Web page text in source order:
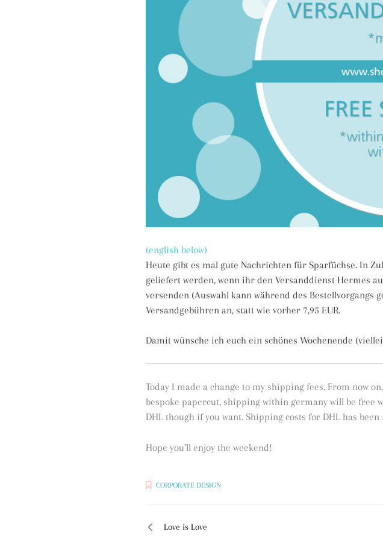
(english below)
Heute gibt es mal gute Nachrichten für Sparfüchse. In
geliefert werden, wenn ihr den Versanddienst Hermes
versenden (Auswahl kann während des Bestellvorgangs
Versandgebühren an, statt wie vorher 7,95 EUR.
Damit wünsche ich euch ein schönes Wochenende
Today I made a change to my shipping fees. From now
bespoke papercut, shipping within germany will be free
DHL though if you want. Shipping costs for DHL has been
Hope you’ll enjoy the weekend!
CORPORATE DESIGN
Beitragsnavigation
Love is Love